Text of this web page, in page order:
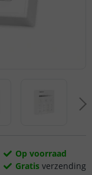
Op voorraad
Gratis verzending